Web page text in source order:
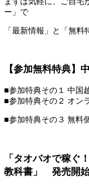
ー」で
「最新情報」と「無料
【参加無料特典】
■参加特典その１ 中国
■参加特典その２ オン
■参加特典その３ 無料
「タオバオで稼ぐ
教科書」 発売開始